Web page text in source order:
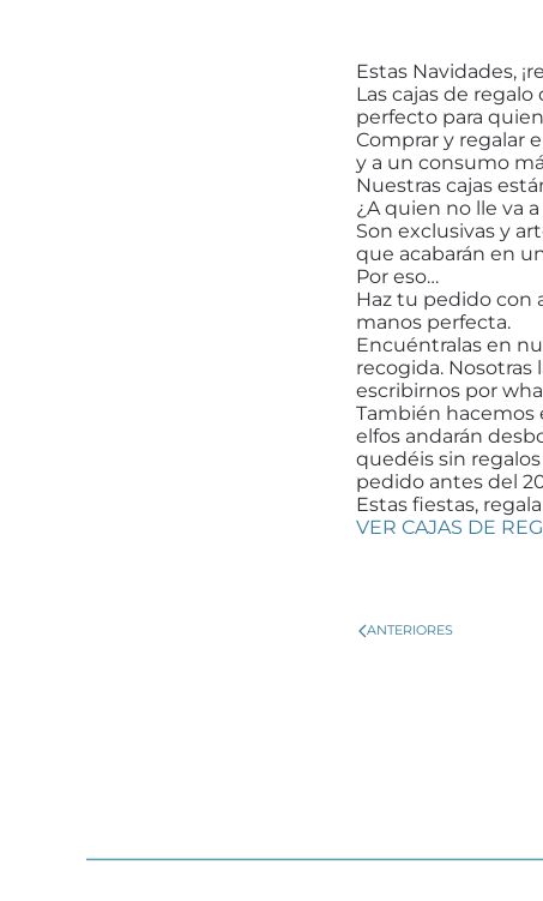
Estas Navidades,
Las cajas de
perfecto para
Comprar y regalar
y a un consumo
Nuestras cajas
¿A quien no lle va
Son exclusivas y
que acabarán en
Por eso…
Haz tu pedido con
manos perfecta.
Encuéntralas en
recogida. Nosotras
escribirnos por
También hacemos
elfos andarán
quedéis sin
pedido antes del
Estas fiestas,
VER CAJAS DE
ANTERIORES